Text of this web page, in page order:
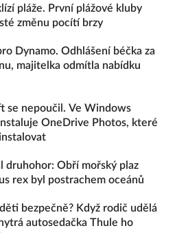
pláže. První plážové kluby
změnu pocítí brzy
Dynamo. Odhlášení béčka za
majitelka odmítla nabídku
se nepoučil. Ve Windows
OneDrive Photos, které
druhohor: Obří mořský plaz
rex byl postrachem oceánů
bezpečně? Když rodič udělá
autosedačka Thule ho